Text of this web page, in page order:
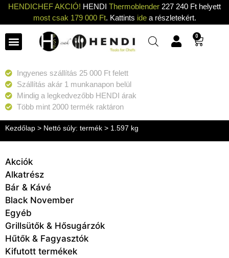
HENDICHEF AKCIÓ! HENDI Thermoblender 227 240 Ft helyett
most csak 179 000 Ft. Kattints idea részletekért.
0
Ingyenes szállítás 25 000 Ft felett
Szállítás akár 1 munkanapon belül
Mindig a legkedvezőbb HENDI árak
Több mint 2000 termék raktáron
Kezdőlap > Nettó súly: termék > 1.597 kg
Akciók
Alkatrész
Bár & Kávé
Black November
Egyéb
Grillsütők & Hősugárzók
Hűtők & Fagyasztók
Kifutott termékek